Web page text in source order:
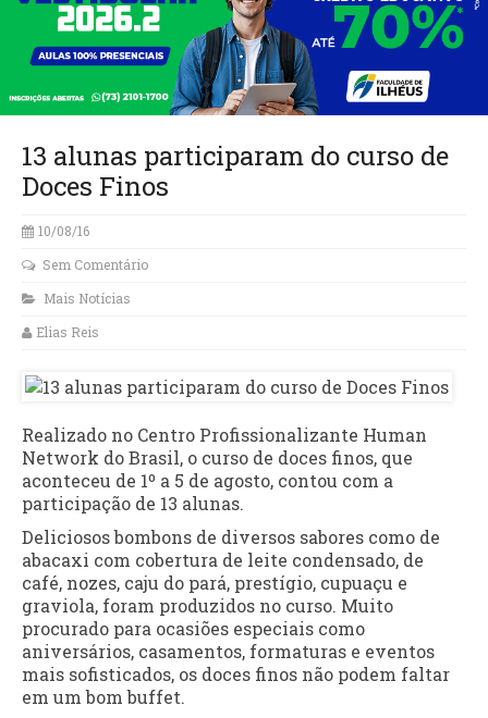
13 alunas participaram do curso de
Doces Finos
10/08/16
Sem Comentário
Mais Notícias
Elias Reis
Realizado no Centro Profissionalizante Human
Network do Brasil, o curso de doces finos, que
aconteceu de 1º a 5 de agosto, contou com a
participação de 13 alunas.
Deliciosos bombons de diversos sabores como de
abacaxi com cobertura de leite condensado, de
café, nozes, caju do pará, prestígio, cupuaçu e
graviola, foram produzidos no curso. Muito
procurado para ocasiões especiais como
aniversários, casamentos, formaturas e eventos
mais sofisticados, os doces finos não podem faltar
em um bom buffet.